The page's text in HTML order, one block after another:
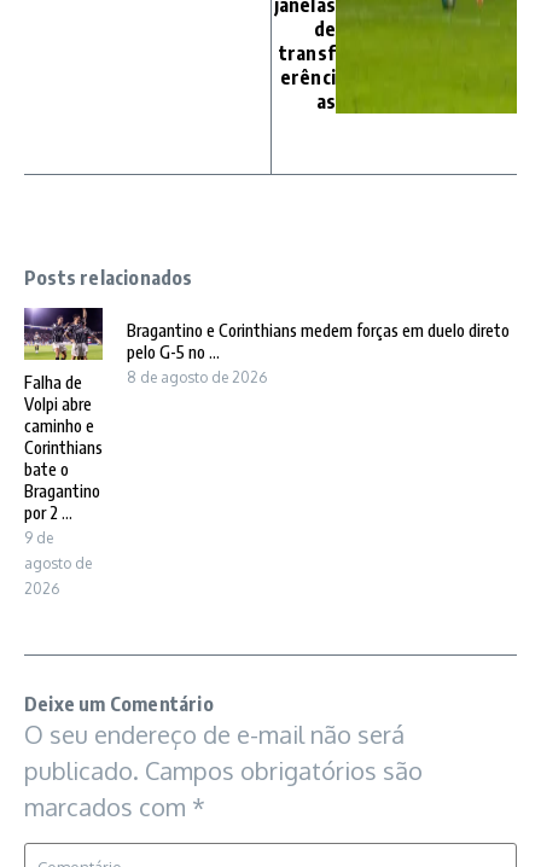
de
transf
erênci
as
Posts relacionados
Falha de
Volpi abre
caminho e
Corinthians
bate o
Bragantino
por 2 ...
9 de
agosto de
2026
Bragantino e Corinthians medem forças em duelo direto
pelo G-5 no ...
8 de agosto de 2026
Deixe um Comentário
O seu endereço de e-mail não será
publicado. Campos obrigatórios são
marcados com *